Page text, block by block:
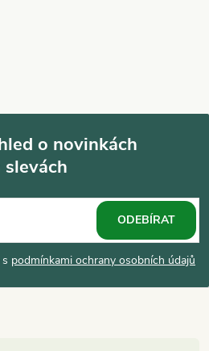
o novinkách
slevách
podmínkami ochrany osobních údajů
ODEBÍRAT